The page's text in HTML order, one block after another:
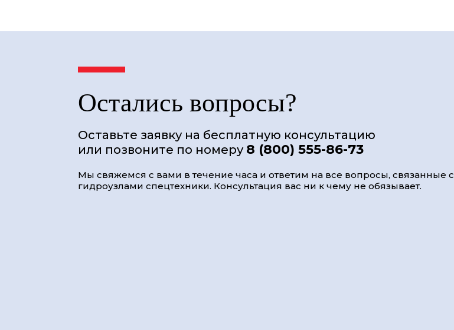
Остались вопросы?
Оставьте заявку на бесплатную консультацию
или позвоните по номеру 8 (800) 555-86-73
Мы свяжемся с вами в течение часа и ответим на все вопросы, связанные с
гидроузлами спецтехники. Консультация вас ни к чему не обязывает.